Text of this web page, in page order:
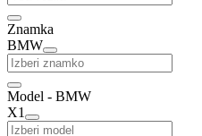
Znamka
BMW
Model - BMW
X1